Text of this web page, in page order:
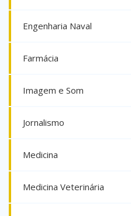
Engenharia Naval
Farmácia
Imagem e Som
Jornalismo
Medicina
Medicina Veterinária